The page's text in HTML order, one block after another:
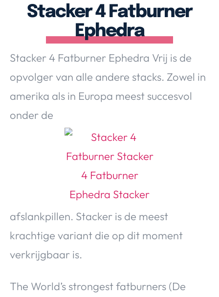
Over Valerie
De Top 5
VALERIE'S CHOICE
Food & Drinks Health & Beauty Gadgets
Huis & Tuin
Stacker 4 Fatburner
Ephedra
Stacker 4 Fatburner Ephedra Vrij is de
opvolger van alle andere stacks. Zowel in
amerika als in Europa meest succesvol
onder de
afslankpillen. Stacker is de meest
krachtige variant die op dit moment
verkrijgbaar is.
The World’s strongest fatburners (De